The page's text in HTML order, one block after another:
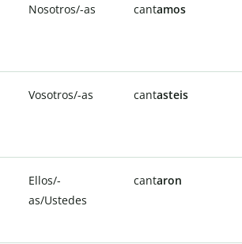
Nosotros/-as cantamos
Vosotros/-as cantasteis
Ellos/-
as/Ustedes
cantaron